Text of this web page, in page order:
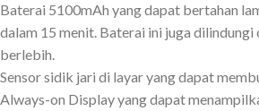
Baterai 5100mAh yang dapat bertahan
dalam 15 menit. Baterai ini juga
berlebih.
Sensor sidik jari di layar yang dapat
Always-on Display yang dapat